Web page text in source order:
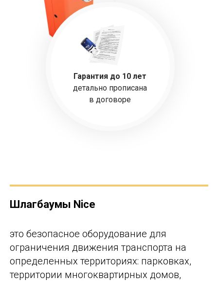
Гарантия до 10 лет
детально прописана
в договоре
Шлагбаумы Nice
это безопасное оборудование для
ограничения движения транспорта на
определенных территориях: парковках,
территории многоквартирных домов,